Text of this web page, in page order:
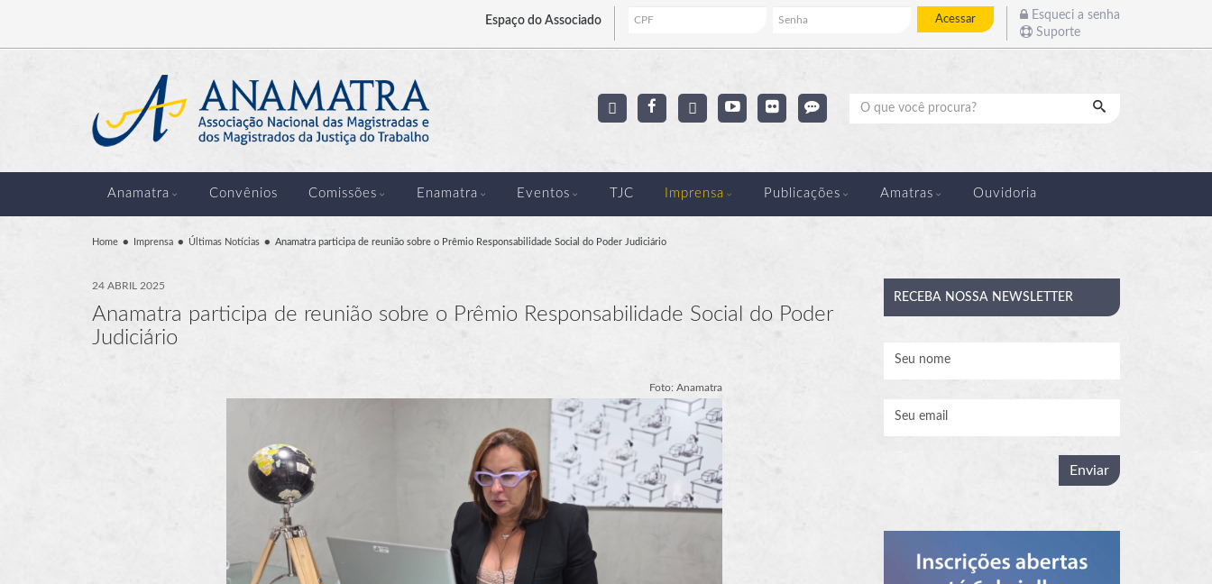
Espaço do Associado Acessar
Esqueci a senha
Suporte
Pesquisar
Anamatra Convênios Comissões Enamatra Eventos TJC Imprensa Publicações Amatras Ouvidoria
Home Imprensa Últimas Notícias Anamatra participa de reunião sobre o Prêmio Responsabilidade Social do Poder Judiciário
24 ABRIL 2025
Anamatra participa de reunião sobre o Prêmio Responsabilidade Social do Poder
Judiciário
Foto: Anamatra
RECEBA NOSSA NEWSLETTER